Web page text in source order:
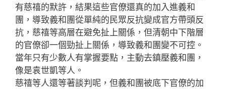
有慈禧的默許，結果這些官僚還真的加入進義和
團，導致義和團從單純的民眾反抗變成官方帶頭反
抗，慈禧等高層在避免扯上關係，但清朝中下階層
的官僚卻一個勁扯上關係，導致義和團變不可控。
當年只有少數人有掌握要點，主動去鎮壓義和團，
像是袁世凱等人。
慈禧等人還等著談判呢，但義和團被底下官僚的加